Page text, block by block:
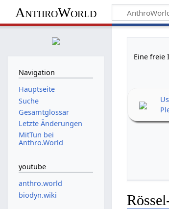
AnthroWorld
Eine freie
Navigation
Hauptseite
Suche
Gesamtglossar
Letzte Änderungen
MitTun bei
Anthro.World
youtube
anthro.world
biodyn.wiki